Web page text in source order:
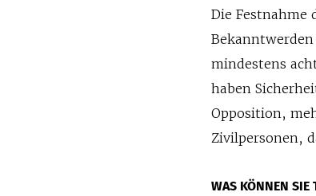
Die Festnahme
mindestens
haben
Opposition,
Zivilpersonen,
WAS KÖNNEN SIE